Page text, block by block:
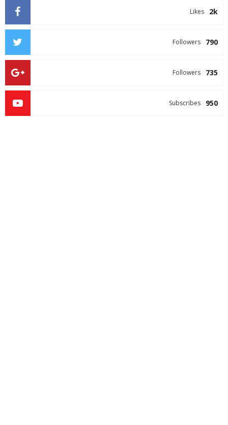
2k
Likes
790
Followers
735
Followers
950
Subscribes